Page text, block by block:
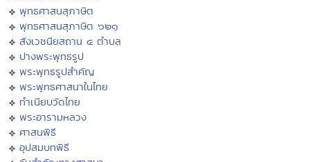
พุทธศาสนสุภาษิต
พุทธศาสนสุภาษิต ๖๒๑
สังเวชนียสถาน ๔ ตำบล
ปางพระพุทธรูป
พระพุทธรูปสำคัญ
พระพุทธศาสนาในไทย
ทำเนียบวัดไทย
พระอารามหลวง
ศาสนพิธี
อุปสมบทพิธี